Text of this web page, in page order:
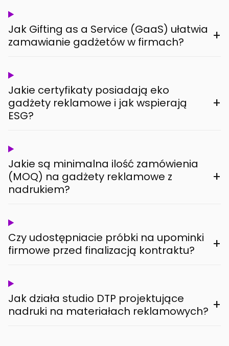
Jak Gifting as a Service (GaaS) ułatwia
zamawianie gadżetów w firmach?
+
Jakie certyfikaty posiadają eko
gadżety reklamowe i jak wspierają
ESG?
+
Jakie są minimalna ilość zamówienia
(MOQ) na gadżety reklamowe z
nadrukiem?
+
Czy udostępniacie próbki na upominki
firmowe przed finalizacją kontraktu?
+
Jak działa studio DTP projektujące
nadruki na materiałach reklamowych? +